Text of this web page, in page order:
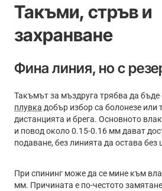
Такъми, стръв и
захранване
Фина линия, но с
Такъмът за мъздруга трябва да
плувка добър избор са болонезе или
дистанцията и брега. Основното
и повод около 0.15-0.16 мм дават
подаване, без линията да остава
При спининг може да се мине към
мм. Причината е по-честото